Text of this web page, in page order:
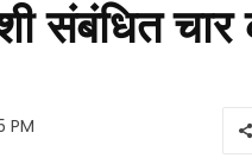
संबंधित चार
PM